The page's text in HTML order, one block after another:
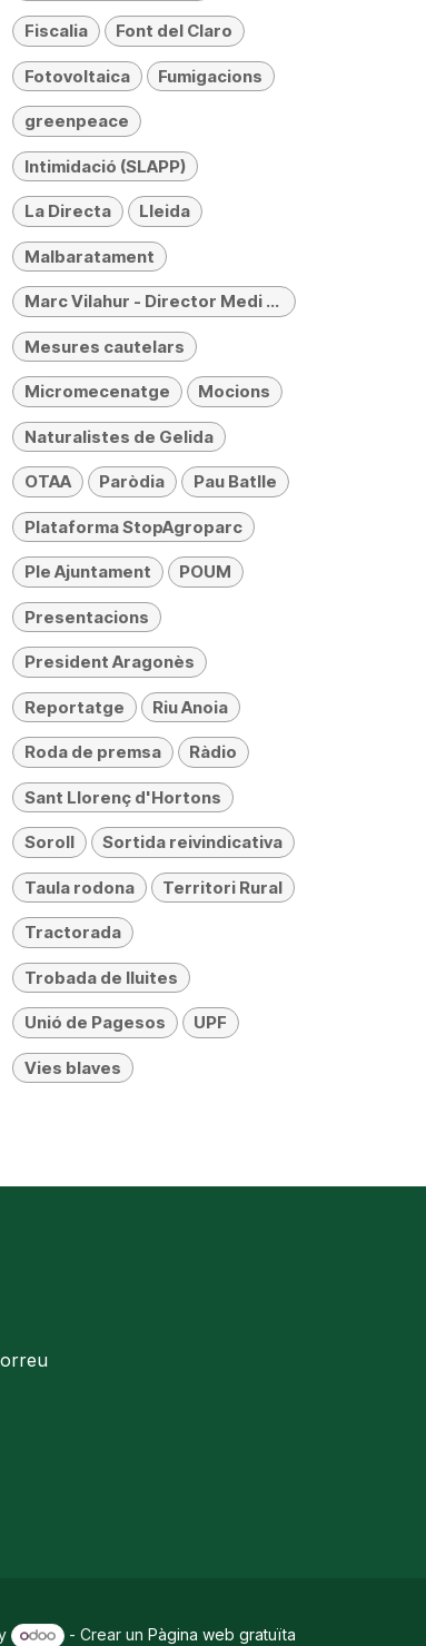
Fiscalia Font del Claro
Fotovoltaica Fumigacions
greenpeace
Intimidació (SLAPP)
La Directa Lleida
Malbaratament
Marc Vilahur - Director Medi Ambient
Mesures cautelars
Micromecenatge Mocions
Naturalistes de Gelida
OTAA Paròdia Pau Batlle
Plataforma StopAgroparc
Ple Ajuntament POUM
Presentacions
President Aragonès
Reportatge Riu Anoia
Roda de premsa Ràdio
Sant Llorenç d'Hortons
Soroll Sortida reivindicativa
Taula rodona Territori Rural
Tractorada
Trobada de lluites
Unió de Pagesos UPF
Vies blaves
- Crear un Pàgina web gratuïta